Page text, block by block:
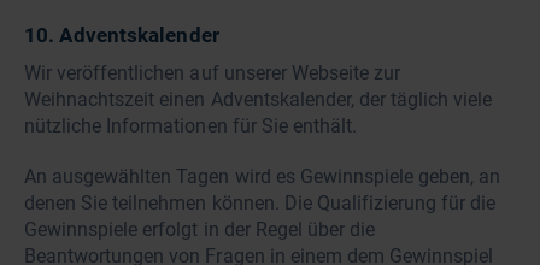
10. Adventskalender
Wir veröffentlichen auf unserer Webseite zur
Weihnachtszeit einen Adventskalender, der täglich viele
nützliche Informationen für Sie enthält.
An ausgewählten Tagen wird es Gewinnspiele geben, an
denen Sie teilnehmen können. Die Qualifizierung für die
Gewinnspiele erfolgt in der Regel über die
Beantwortungen von Fragen in einem dem Gewinnspiel